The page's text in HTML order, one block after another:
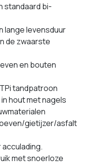
standaard bi-
lange levensduur
de zwaarste
en bouten
tandpatroon
hout met nagels
gietijzer/asfalt
met snoerloze